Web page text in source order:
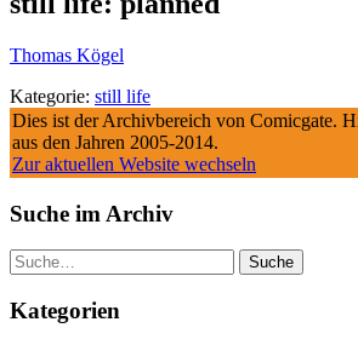
Thomas Kögel
Kategorie: still life
Dies ist der Archivbereich von Comicgate.
aus den Jahren 2005-2014.
Zur aktuellen Website wechseln
Suche im Archiv
Suche
Kategorien